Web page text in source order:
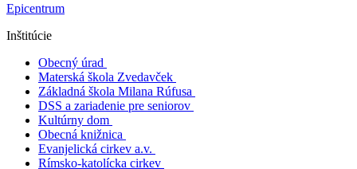
Epicentrum
Inštitúcie
Obecný úrad
Materská škola Zvedavček
Základná škola Milana Rúfusa
DSS a zariadenie pre seniorov
Kultúrny dom
Obecná knižnica
Evanjelická cirkev a.v.
Rímsko-katolícka cirkev